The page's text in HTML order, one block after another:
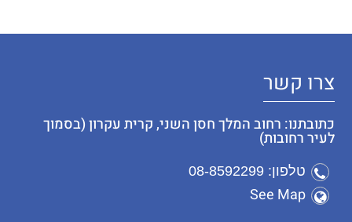
צרו קשר
כתובתנו: רחוב המלך חסן השני, קרית עקרון (בסמוך
לעיר רחובות)
טלפון: 08-8592299
See Map